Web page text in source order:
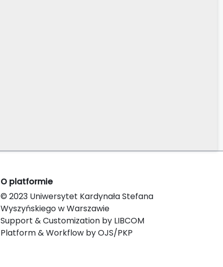
O platformie
© 2023 Uniwersytet Kardynała Stefana
Wyszyńskiego w Warszawie
Support & Customization by LIBCOM
Platform & Workflow by OJS/PKP